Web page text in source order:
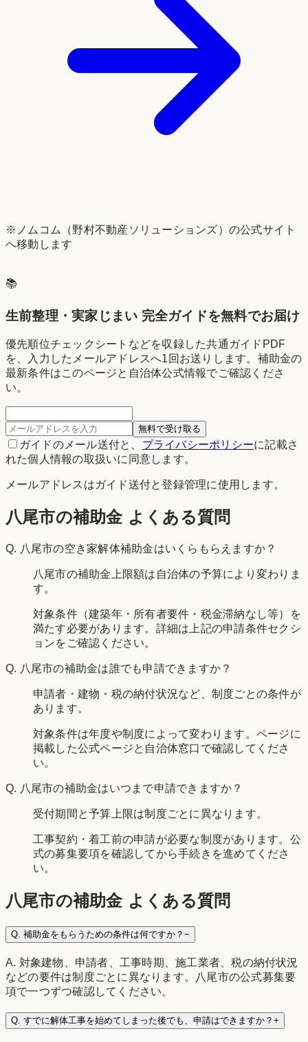
※ノムコム（野村不動産ソリューションズ）の公式サイト
へ移動します
📚
生前整理・実家じまい 完全ガイドを無料でお届け
優先順位チェックシートなどを収録した共通ガイドPDF
を、入力したメールアドレスへ1回お送りします。補助金の
最新条件はこのページと自治体公式情報でご確認くださ
い。
無料で受け取る
ガイドのメール送付と、 プライバシーポリシーに記載さ
れた個人情報の取扱いに同意します。
メールアドレスはガイド送付と登録管理に使用します。
八尾市の補助金 よくある質問
Q. 八尾市の空き家解体補助金はいくらもらえますか？
八尾市の補助金上限額は自治体の予算により変わりま
す。
対象条件（建築年・所有者要件・税金滞納なし等）を
満たす必要があります。詳細は上記の申請条件セクシ
ョンをご確認ください。
Q. 八尾市の補助金は誰でも申請できますか？
申請者・建物・税の納付状況など、制度ごとの条件が
あります。
対象条件は年度や制度によって変わります。ページに
掲載した公式ページと自治体窓口で確認してくださ
い。
Q. 八尾市の補助金はいつまで申請できますか？
受付期間と予算上限は制度ごとに異なります。
工事契約・着工前の申請が必要な制度があります。公
式の募集要項を確認してから手続きを進めてくださ
い。
八尾市の補助金 よくある質問
Q. 補助金をもらうための条件は何ですか？ −
A. 対象建物、申請者、工事時期、施工業者、税の納付状況
などの要件は制度ごとに異なります。八尾市の公式募集要
項で一つずつ確認してください。
Q. すでに解体工事を始めてしまった後でも、申請はできますか？ +